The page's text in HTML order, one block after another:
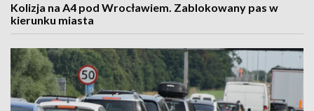
Kolizja na A4 pod Wrocławiem. Zablokowany pas w
kierunku miasta